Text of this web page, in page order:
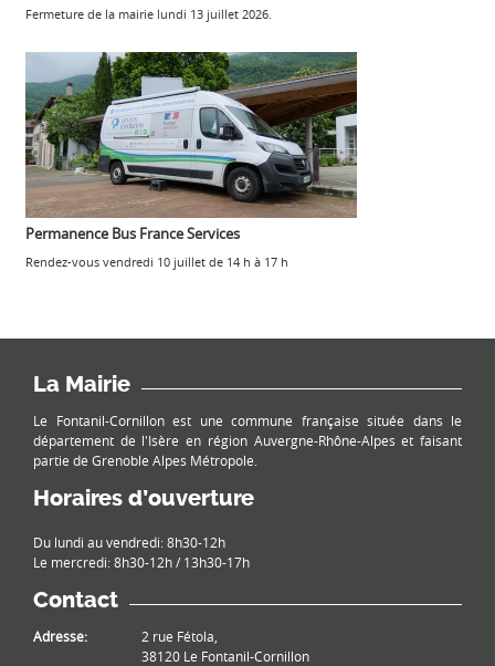
Fermeture de la mairie lundi 13 juillet 2026.
Permanence Bus France Services
Rendez-vous vendredi 10 juillet de 14 h à 17 h
La Mairie
Le Fontanil-Cornillon est une commune française située dans le
département de l'Isère en région Auvergne-Rhône-Alpes et faisant
partie de Grenoble Alpes Métropole.
Horaires d’ouverture
Du lundi au vendredi: 8h30-12h
Le mercredi: 8h30-12h / 13h30-17h
Contact
Adresse:
2 rue Fétola,
38120 Le Fontanil-Cornillon